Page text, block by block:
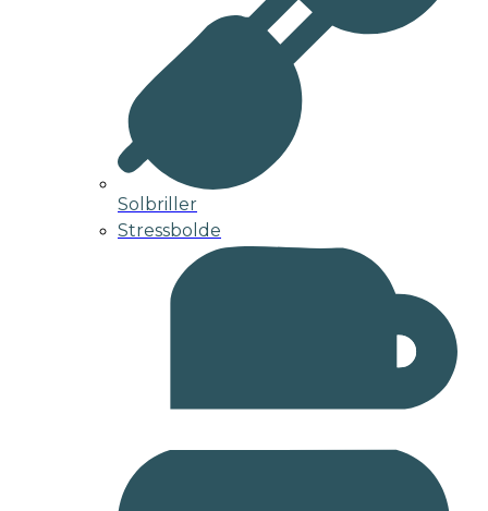
Solbriller
Stressbolde